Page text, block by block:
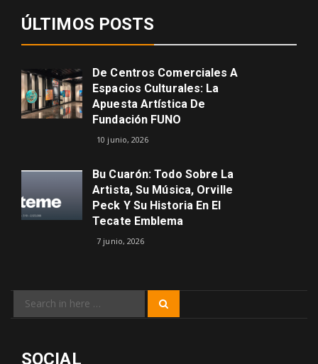
ÚLTIMOS POSTS
De Centros Comerciales A
Espacios Culturales: La
Apuesta Artística De
Fundación FUNO
10 junio, 2026
Bu Cuarón: Todo Sobre La
Artista, Su Música, Orville
Peck Y Su Historia En El
Tecate Emblema
7 junio, 2026
Search
SOCIAL